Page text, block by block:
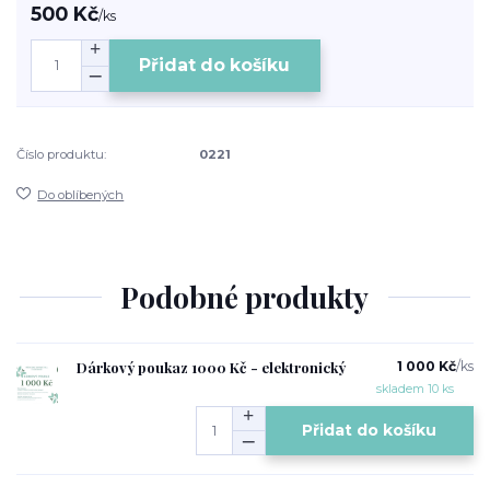
500 Kč/ks
Přidat do košíku
Číslo produktu: 0221
Do oblíbených
Podobné produkty
Dárkový poukaz 1000 Kč - elektronický 1 000 Kč/ks
skladem 10 ks
Přidat do košíku